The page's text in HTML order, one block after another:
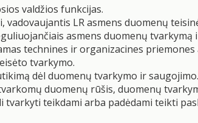
valdžios funkcijas.
LR asmens duomenų
asmens duomenų tvarkymą
technines ir organizacines priemones
tvarkymo.
dėl duomenų tvarkymo ir
duomenų rūšis, duomenų
teikdami arba padėdami teikti